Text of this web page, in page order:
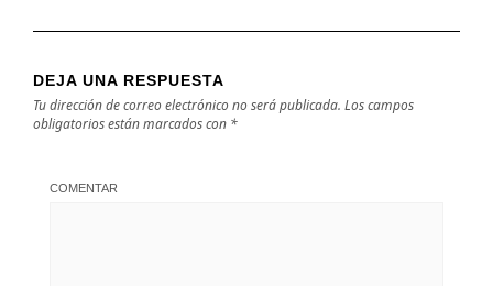
DEJA UNA RESPUESTA
Tu dirección de correo electrónico no será publicada. Los campos
obligatorios están marcados con *
COMENTAR